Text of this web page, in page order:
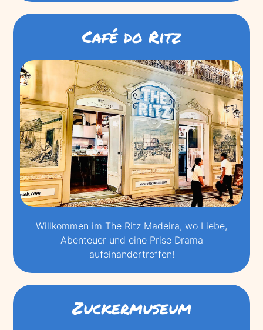
Café do Ritz
Willkommen im The Ritz Madeira, wo Liebe,
Abenteuer und eine Prise Drama
aufeinandertreffen!
Zuckermuseum